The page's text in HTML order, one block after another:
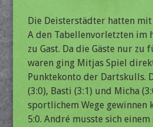
Die Deisterstädter hatten mit
A den Tabellenvorletzten im
zu Gast. Da die Gäste nur zu
waren ging Mitjas Spiel
Punktekonto der Dartskulls.
(3:0), Basti (3:1) und Micha
sportlichem Wege gewinnen
5:0. André musste sich